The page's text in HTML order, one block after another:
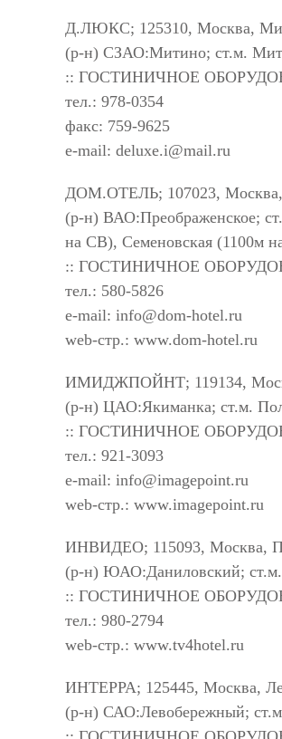
Д.ЛЮКС; 125310, Москва,
(р-н) СЗАО:Митино; ст.м.
:: ГОСТИНИЧНОЕ
тел.: 978-0354
факс: 759-9625
e-mail: deluxe.i@mail.ru
ДОМ.ОТЕЛЬ; 107023, Москва,
(р-н) ВАО:Преображенское;
на СВ), Семеновская (1100м
:: ГОСТИНИЧНОЕ
тел.: 580-5826
e-mail: info@dom-hotel.ru
web-стр.: www.dom-hotel.ru
ИМИДЖПОЙНТ; 119134,
(р-н) ЦАО:Якиманка; ст.м.
:: ГОСТИНИЧНОЕ
тел.: 921-3093
e-mail: info@imagepoint.ru
web-стр.: www.imagepoint.ru
ИНВИДЕО; 115093, Москва,
(р-н) ЮАО:Даниловский; ст.м.
:: ГОСТИНИЧНОЕ
тел.: 980-2794
web-стр.: www.tv4hotel.ru
ИНТЕРРА; 125445, Москва,
(р-н) САО:Левобережный;